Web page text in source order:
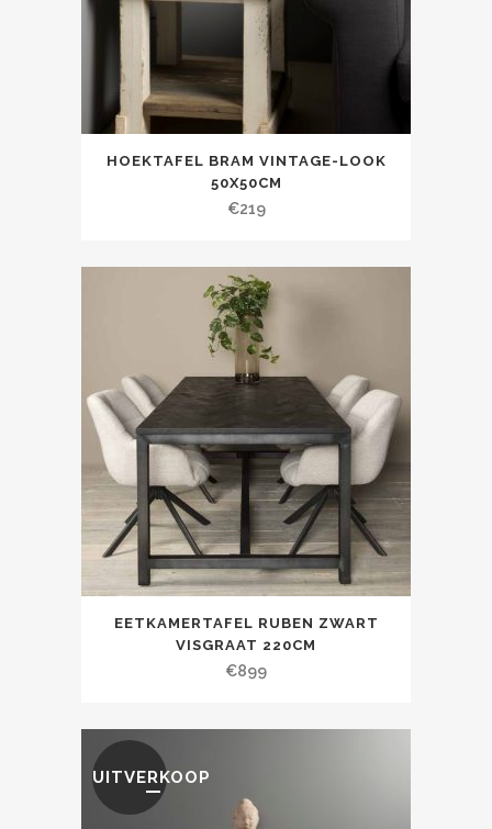
HOEKTAFEL BRAM VINTAGE-LOOK
50X50CM
€219
EETKAMERTAFEL RUBEN ZWART
VISGRAAT 220CM
€899
UITVERKOOP